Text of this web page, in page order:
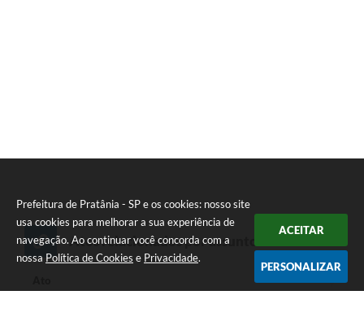
Prefeitura de Pratânia - SP e os cookies: nosso site
usa cookies para melhorar a sua experiência de
navegação. Ao continuar você concorda com a
nossa Política de Cookies e Privacidade.
ACEITAR
PERSONALIZAR
Atos relacionados por assunto